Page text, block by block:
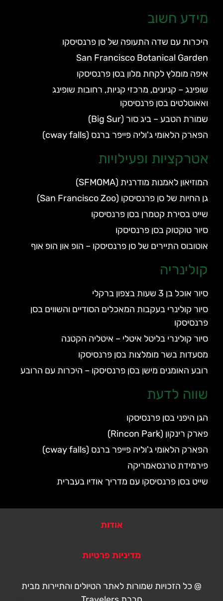
מידע חשוב
היכרות עם שדה התעופה של סן פרנסיסקו
San Francisco Botanical Garden
איפה מומלץ לקחת מלון בסן פרנסיסקו
שופינג – קניונים, מרכזי קניות, רחובות שופינג
ואאוטלטים בסן פרנסיסקו
שמורת הטבע – ביג סור (Big Sur)
הפארק הלאומי ג'וליה פייפר ברנס (cway falls)
אטרקציות ופעילויות
המוזיאון לאמנות מודרנית (SFMOMA)
גן החיות של סן פרנסיסקו (San Francisco Zoo)
שייט בסירת קטמרן בסן פרנסיסקו
סיור טוקטוק בסן פרנסיסקו
אוטובוס התיירים של סן פרנסיסקו – הופ און הופ אוף
קולינריה
סיור אוכל בן 3 שעות בצפון ברקלי
סיור קולינרי בעקבות המאכלים הסודיים והשווים בסן
פרנסיסקו
סיור קולינרי בליטל איטלי – איטליה הקטנה
מסעדות בשר מומלצות בסן פרנסיסקו
רובע האומנים מישן בסן פרנסיסקו – היכרות עם הרובע
שווה לדעת
הגן היפני בסן פרנסיסקו
פארק רינקון (Rincon Park)
הפארק הלאומי ג'וליה פייפר ברנס (cway falls)
פירמידת טרנסאמריקה
שייט בסן פרנסיסקו עם מדריך אודיו בעברית
אודות
מדיניות פרטיות
@ כל הזכויות שמורות לאתר הטיולים והתיירות מבית